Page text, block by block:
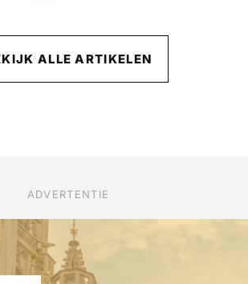
ALLE ARTIKELEN
ADVERTENTIE